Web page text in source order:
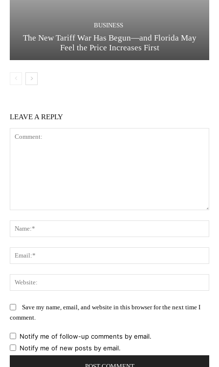
BUSINESS
The New Tariff War Has Begun—and Florida May
Feel the Price Increases First
LEAVE A REPLY
Save my name, email, and website in this browser for the next time I
comment.
Notify me of follow-up comments by email.
Notify me of new posts by email.